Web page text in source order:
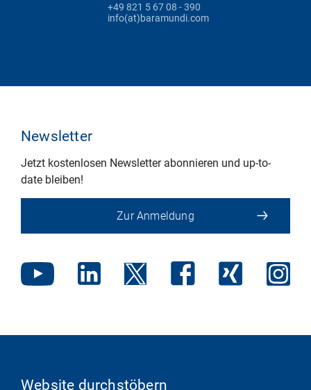
+49 821 5 67 08 - 390
info(at)baramundi.com
Newsletter
Jetzt kostenlosen Newsletter abonnieren und up-to-
date bleiben!
Zur Anmeldung
Website durchstöbern